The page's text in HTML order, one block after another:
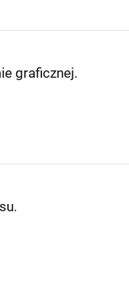
graficznej.